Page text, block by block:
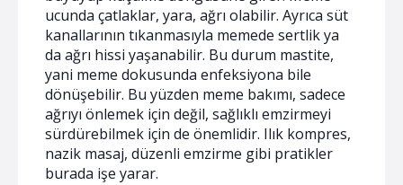
ucunda çatlaklar, yara, ağrı olabilir. Ayrıca süt
kanallarının tıkanmasıyla memede sertlik ya
da ağrı hissi yaşanabilir. Bu durum mastite,
yani meme dokusunda enfeksiyona bile
dönüşebilir. Bu yüzden meme bakımı, sadece
ağrıyı önlemek için değil, sağlıklı emzirmeyi
sürdürebilmek için de önemlidir. Ilık kompres,
nazik masaj, düzenli emzirme gibi pratikler
burada işe yarar.